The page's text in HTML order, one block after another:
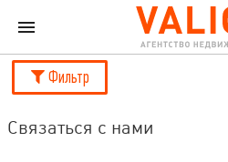
Фильтр
Связаться с нами